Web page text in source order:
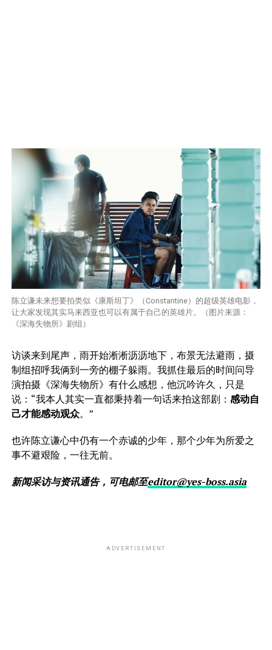
陈立谦未来想要拍类似《康斯坦丁》（Constantine）的超级英雄电影，
让大家发现其实马来西亚也可以有属于自己的英雄片。（图片来源：
《深海失物所》剧组）
访谈来到尾声，雨开始淅淅沥沥地下，布景无法避雨，摄
制组招呼我俩到一旁的棚子躲雨。我抓住最后的时间问导
演拍摄《深海失物所》有什么感想，他沉吟许久，只是
说：“我本人其实一直都秉持着一句话来拍这部剧： 感动自
己才能感动观众。”
也许陈立谦心中仍有一个赤诚的少年，那个少年为所爱之
事不避艰险，一往无前。
新闻采访与资讯通告，可电邮至editor@yes-boss.asia
ADVERTISEMENT